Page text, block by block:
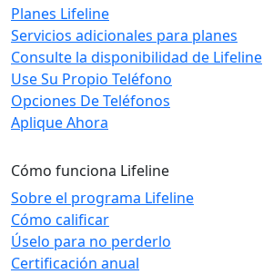
Planes Lifeline
Servicios adicionales para planes
Consulte la disponibilidad de Lifeline
Use Su Propio Teléfono
Opciones De Teléfonos
Aplique Ahora
Cómo funciona Lifeline
Sobre el programa Lifeline
Cómo calificar
Úselo para no perderlo
Certificación anual